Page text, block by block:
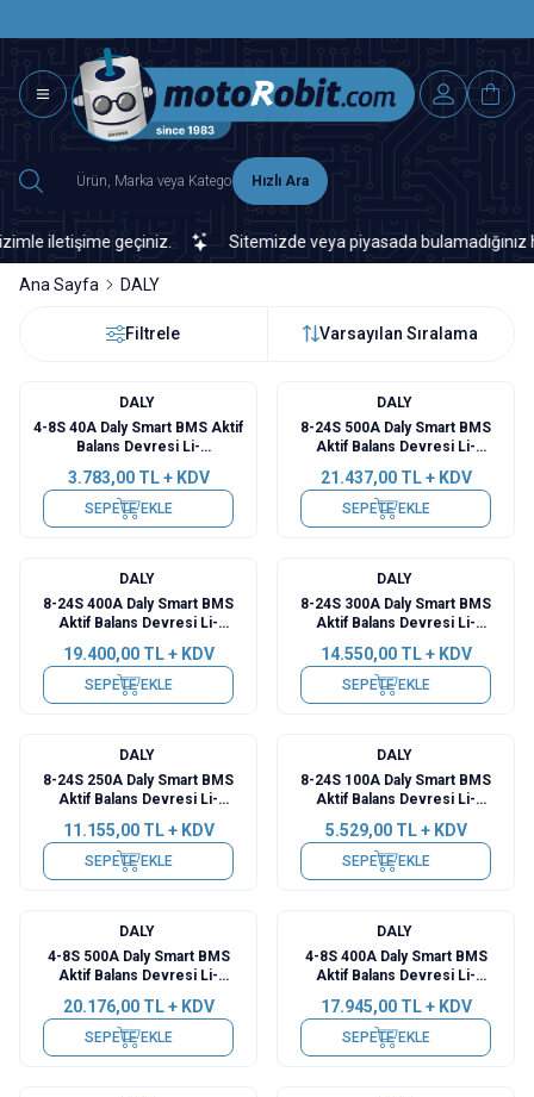
Hızlı Ara
iletişime geçiniz. Sitemizde veya piyasada bulamadığınız
Ana Sayfa DALY
Filtrele Varsayılan Sıralama
DALY
4-8S 40A Daly Smart BMS Aktif
Balans Devresi Li-
BT+RS485+CAN
3.783,00TL + KDV
SEPETE EKLE
DALY
8-24S 500A Daly Smart BMS
Aktif Balans Devresi Li-
BT+RS485+CAN
21.437,00TL + KDV
SEPETE EKLE
DALY
8-24S 400A Daly Smart BMS
Aktif Balans Devresi Li-
BT+RS485+CAN
19.400,00TL + KDV
SEPETE EKLE
DALY
8-24S 300A Daly Smart BMS
Aktif Balans Devresi Li-
BT+RS485+CAN
14.550,00TL + KDV
SEPETE EKLE
DALY
8-24S 250A Daly Smart BMS
Aktif Balans Devresi Li-
BT+RS485+CAN
11.155,00TL + KDV
SEPETE EKLE
DALY
8-24S 100A Daly Smart BMS
Aktif Balans Devresi Li-
BT+RS485+CAN
5.529,00TL + KDV
SEPETE EKLE
DALY
4-8S 500A Daly Smart BMS
Aktif Balans Devresi Li-
BT+RS485+CAN
20.176,00TL + KDV
SEPETE EKLE
DALY
4-8S 400A Daly Smart BMS
Aktif Balans Devresi Li-
BT+RS485+CAN
17.945,00TL + KDV
SEPETE EKLE